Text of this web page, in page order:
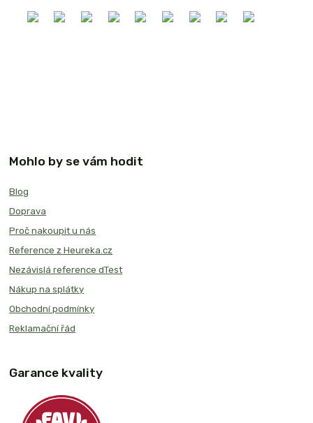
Mohlo by se vám hodit
Blog
Doprava
Proč nakoupit u nás
Reference z Heureka.cz
Nezávislá reference dTest
Nákup na splátky
Obchodní podmínky
Reklamační řád
Garance kvality